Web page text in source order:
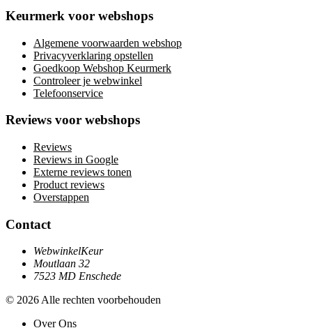
Keurmerk voor webshops
Algemene voorwaarden webshop
Privacyverklaring opstellen
Goedkoop Webshop Keurmerk
Controleer je webwinkel
Telefoonservice
Reviews voor webshops
Reviews
Reviews in Google
Externe reviews tonen
Product reviews
Overstappen
Contact
WebwinkelKeur
Moutlaan 32
7523 MD Enschede
© 2026 Alle rechten voorbehouden
Over Ons